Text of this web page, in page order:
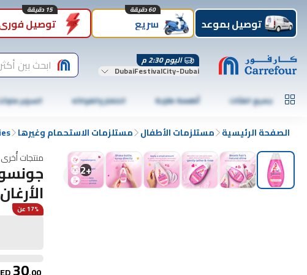
توصيل بموعد سريع
60 دقيقة
توصيل
15 دقيقة
اليوم 2:30 م
DubaiFestivalCity-Dubai ابحث بين
جميع الفئات أطعمة طازجة الخضار والفواكه السوبر
الصفحة الرئيسية مستلزمات الأطفال مستلزمات الاستحمام وغيرها
+
2
منتجات
17% عن